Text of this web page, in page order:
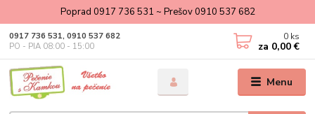
Poprad 0917 736 531 ~ Prešov 0910 537 682
Menu
0917 736 531, 0910 537 682
PO - PIA 08:00 - 15:00
0 ks
za 0,00 €